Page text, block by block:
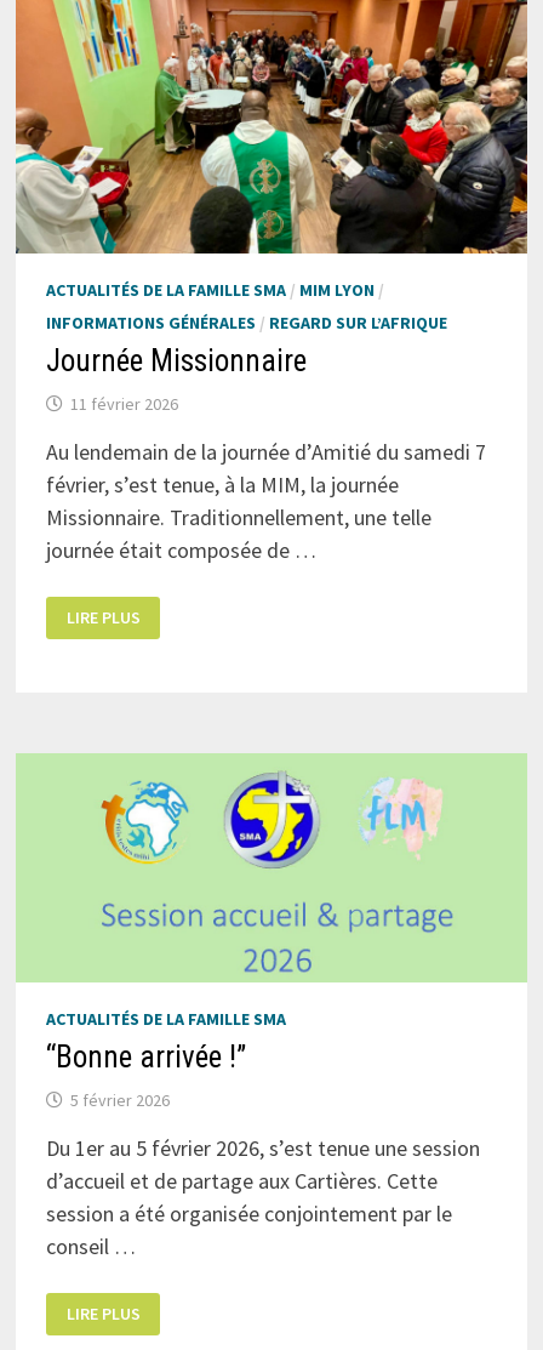
ACTUALITÉS DE LA FAMILLE SMA/ MIM LYON/
INFORMATIONS GÉNÉRALES / REGARD SUR L’AFRIQUE
Journée Missionnaire
11 février 2026
Au lendemain de la journée d’Amitié du samedi 7
février, s’est tenue, à la MIM, la journée
Missionnaire. Traditionnellement, une telle
journée était composée de …
MISSIONNAIRE
LIRE PLUS
ACTUALITÉS DE LA FAMILLE SMA
“Bonne arrivée !”
5 février 2026
Du 1er au 5 février 2026, s’est tenue une session
d’accueil et de partage aux Cartières. Cette
session a été organisée conjointement par le
conseil …
ARRIVÉE
!”
LIRE PLUS